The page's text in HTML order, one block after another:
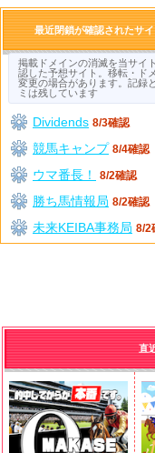
最近閉鎖が確認されたサ
掲載ドメインの消滅を当サイ
認した予想サイト。移転・ド
変更の場合があります。記録
ミは残しています
Dividends 8/3確認
競馬キャンプ 8/4確認
ウマ番長！ 8/2確認
勝ち馬情報局 8/2確認
未来KEIBA事務局 8/2
直